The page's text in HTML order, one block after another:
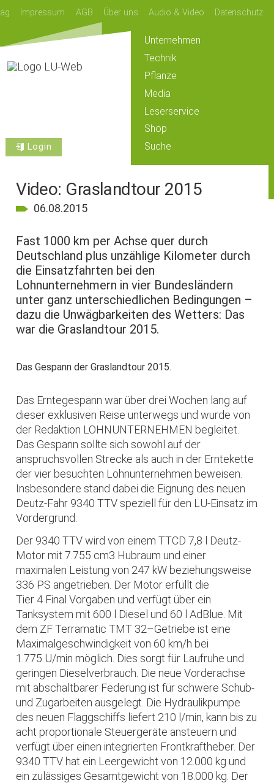
Impressum AGB Über uns Audio & Video Datenschutz
Login
Unternehmen
Technik
Pflanze
Media
Leserservice
Shop
Suche
Video: Graslandtour 2015
06.08.2015
Fast 1000 km per Achse quer durch
Deutschland plus unzählige Kilometer durch
die Einsatzfahrten bei den
Lohnunternehmern in vier Bundesländern
unter ganz unterschiedlichen Bedingungen –
dazu die Unwägbarkeiten des Wetters: Das
war die Graslandtour 2015.
Das Gespann der Graslandtour 2015.
Das Erntegespann war über drei Wochen lang auf
dieser exklusiven Reise unterwegs und wurde von
der Redaktion LOHNUNTERNEHMEN begleitet.
Das Gespann sollte sich sowohl auf der
anspruchsvollen Strecke als auch in der Erntekette
der vier besuchten Lohnunternehmen beweisen.
Insbesondere stand dabei die Eignung des neuen
Deutz-Fahr 9340 TTV speziell für den LU-Einsatz im
Vordergrund.
Der 9340 TTV wird von einem TTCD 7,8 l Deutz-
Motor mit 7.755 cm3 Hubraum und einer
maximalen Leistung von 247 kW beziehungsweise
336 PS angetrieben. Der Motor erfüllt die
Tier 4 Final Vorgaben und verfügt über ein
Tanksystem mit 600 l Diesel und 60 l AdBlue. Mit
dem ZF Terramatic TMT 32–Getriebe ist eine
Maximalgeschwindigkeit von 60 km/h bei
1.775 U/min möglich. Dies sorgt für Laufruhe und
geringen Dieselverbrauch. Die neue Vorderachse
mit abschaltbarer Federung ist für schwere Schub-
und Zugarbeiten ausgelegt. Die Hydraulikpumpe
des neuen Flaggschiffs liefert 210 l/min, kann bis zu
acht proportionale Steuergeräte ansteuern und
verfügt über einen integrierten Frontkraftheber. Der
9340 TTV hat ein Leergewicht von 12.000 kg und
ein zulässiges Gesamtgewicht von 18.000 kg. Der